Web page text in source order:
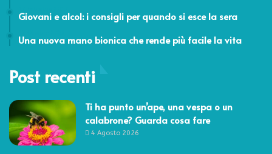
Giovani e alcol: i consigli per quando si esce la sera
Una nuova mano bionica che rende più facile la vita
Post recenti
Ti ha punto un’ape, una vespa o un
calabrone? Guarda cosa fare
4 Agosto 2026